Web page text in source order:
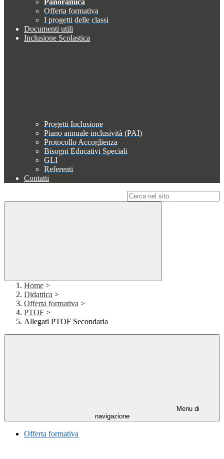
Panoramica
Offerta formativa
I progetti delle classi
Documenti utili
Inclusione Scolastica
Progetti Inclusione
Piano annuale inclusività (PAI)
Protocollo Accoglienza
Bisogni Educativi Speciali
GLI
Referenti
Contatti
Home >
Didattica >
Offerta formativa >
PTOF >
Allegati PTOF Secondaria
Menu di
navigazione
Offerta formativa